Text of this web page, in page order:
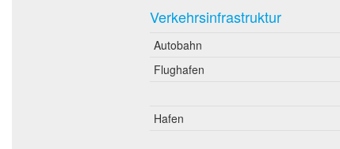
Verkehrsinfrastruktur
Autobahn
Flughafen
Hafen